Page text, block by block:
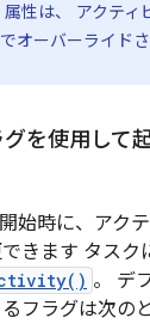
属性は、 アクティ
オーバーライド
を使用して
始時に、アク
きます タスク
。 デ
フラグは次の